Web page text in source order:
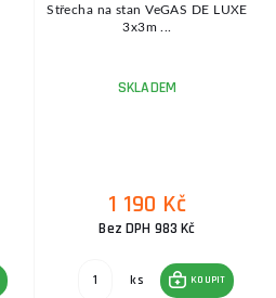
Střecha na stan VeGAS DE LUXE
3x3m ...
SKLADEM
1 190 Kč
Bez DPH 983 Kč
ks KOUPIT